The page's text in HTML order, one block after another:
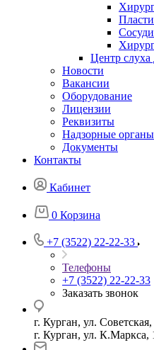
Центр
Новости
Вакансии
Оборудование
Лицензии
Реквизиты
Надзорные органы
Документы
Контакты
Кабинет
0 Корзина
+7 (3522) 22-22-33
Телефоны
+7 (3522) 22-22-33
Заказать звонок
г. Курган, ул. Советская,
г. Курган, ул. К.Маркса,